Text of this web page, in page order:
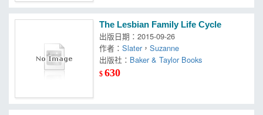
The Lesbian Family Life Cycle
出版日期：2015-09-26
作者：Slater ，Suzanne
出版社： Baker & Taylor Books
$630